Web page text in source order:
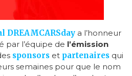
DREAMCARSdaya l’honneur
par l’équipe de l’émission
sponsors et partenairesqui
semaines pour que le nom